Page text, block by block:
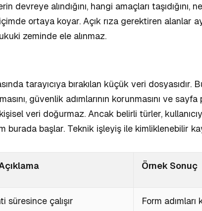
devreye alındığını, hangi amaçları
ortaya koyar. Açık rıza gerektiren alanlar
zeminde ele alınmaz.
tarayıcıya bırakılan küçük veri dosyasıdır.
güvenlik adımlarının korunmasını ve sayfa
veri doğurmaz. Ancak belirli türler,
burada başlar. Teknik işleyiş ile kimliklenebilir
Örnek Sonuç
süresince çalışır Form adımları